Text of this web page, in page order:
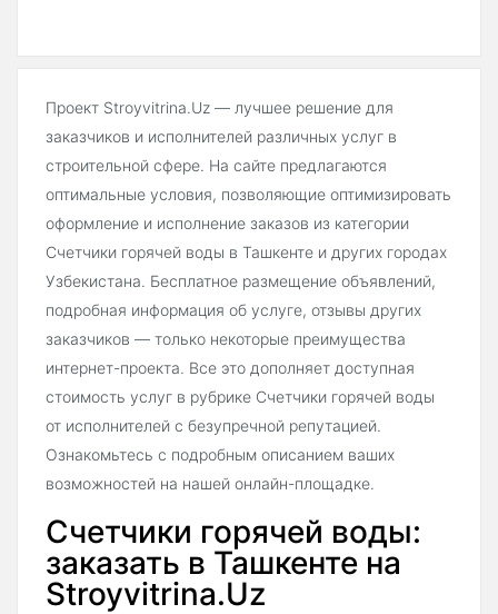
Проект Stroyvitrina.Uz — лучшее решение для
заказчиков и исполнителей различных услуг в
строительной сфере. На сайте предлагаются
оптимальные условия, позволяющие оптимизировать
оформление и исполнение заказов из категории
Счетчики горячей воды в Ташкенте и других городах
Узбекистана. Бесплатное размещение объявлений,
подробная информация об услуге, отзывы других
заказчиков — только некоторые преимущества
интернет-проекта. Все это дополняет доступная
стоимость услуг в рубрике Счетчики горячей воды
от исполнителей с безупречной репутацией.
Ознакомьтесь с подробным описанием ваших
возможностей на нашей онлайн-площадке.
Счетчики горячей воды:
заказать в Ташкенте на
Stroyvitrina.Uz